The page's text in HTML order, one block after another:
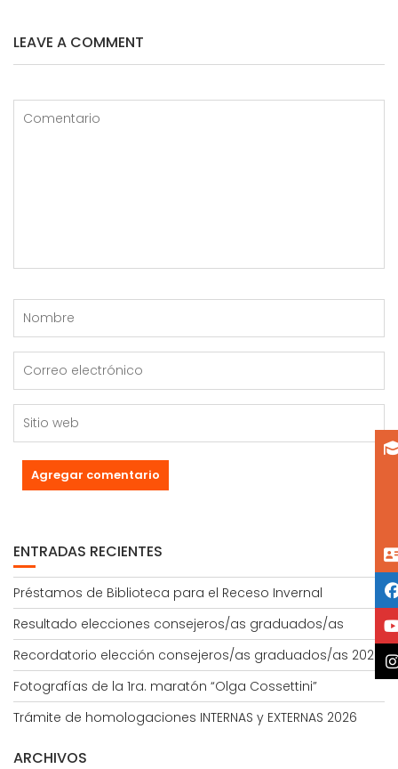
LEAVE A COMMENT
ENTRADAS RECIENTES
Préstamos de Biblioteca para el Receso Invernal
Resultado elecciones consejeros/as graduados/as
Recordatorio elección consejeros/as graduados/as 2026
Fotografías de la 1ra. maratón “Olga Cossettini”
Trámite de homologaciones INTERNAS y EXTERNAS 2026
ARCHIVOS